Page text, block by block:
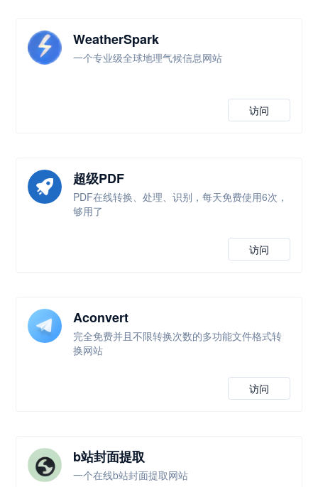
WeatherSpark
一个专业级全球地理气候信息网站
访问
超级PDF
PDF在线转换、处理、识别，每天免费使用6次，
够用了
访问
Aconvert
完全免费并且不限转换次数的多功能文件格式转
换网站
访问
b站封面提取
一个在线b站封面提取网站